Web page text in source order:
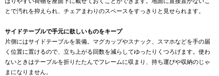
とで汚れを抑えられ、チェアまわりのスペースをすっきりと見せられます。
サイドテーブルで手元に欲しいものをキープ
片側にはサイドテーブルを装備。マグカップやスナック、スマホなどを手の届
く位置に置けるので、立ち上がる回数を減らしてゆったりくつろげます。使わ
ないときはテーブルを折りたたんでフレームに収まり、持ち運びや収納のじゃ
まになりません。